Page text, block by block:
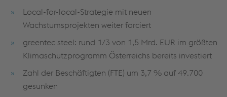
Local-for-local-Strategie mit neuen
Wachstumsprojekten weiter forciert
greentec steel: rund 1/3 von 1,5 Mrd. EUR im größten
Klimaschutzprogramm Österreichs bereits investiert
Zahl der Beschäftigten (FTE) um 3,7 % auf 49.700
gesunken